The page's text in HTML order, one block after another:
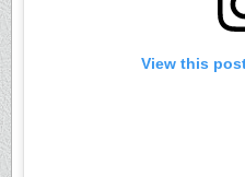
View this